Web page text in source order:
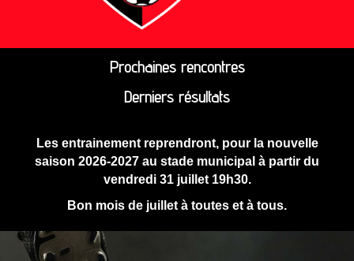
Prochaines rencontres
Derniers résultats
Les entrainement reprendront, pour la nouvelle
saison 2026-2027 au stade municipal à partir du
vendredi 31 juillet 19h30.
Bon mois de juillet à toutes et à tous.